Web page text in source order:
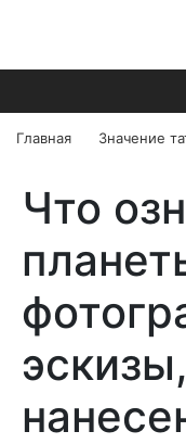
Главная Значение
Что